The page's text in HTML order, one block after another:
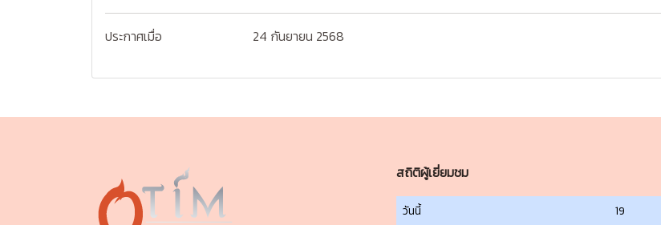
ประกาศเมื่อ 24 กันยายน 2568
สถิติผู้เยี่ยมชม
วันนี้ 19